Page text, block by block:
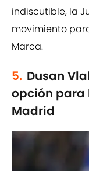
indiscutible, la
movimiento
Marca.
5. Dusan
opción para
Madrid